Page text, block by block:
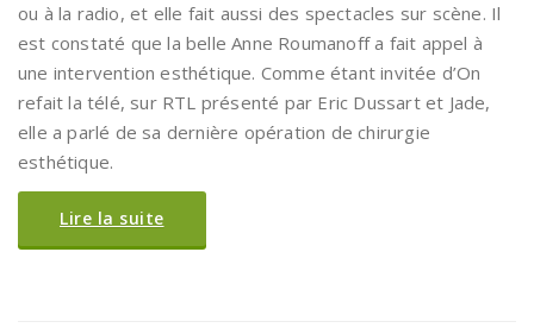
ou à la radio, et elle fait aussi des spectacles sur scène. Il
est constaté que la belle Anne Roumanoff a fait appel à
une intervention esthétique. Comme étant invitée d’On
refait la télé, sur RTL présenté par Eric Dussart et Jade,
elle a parlé de sa dernière opération de chirurgie
esthétique.
Lire la suite